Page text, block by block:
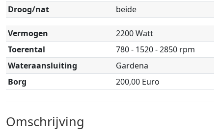
Droog/nat
beide
Vermogen
2200 Watt
Toerental
780 - 1520 - 2850 rpm
Wateraansluiting
Gardena
Borg
200,00 Euro
Omschrijving